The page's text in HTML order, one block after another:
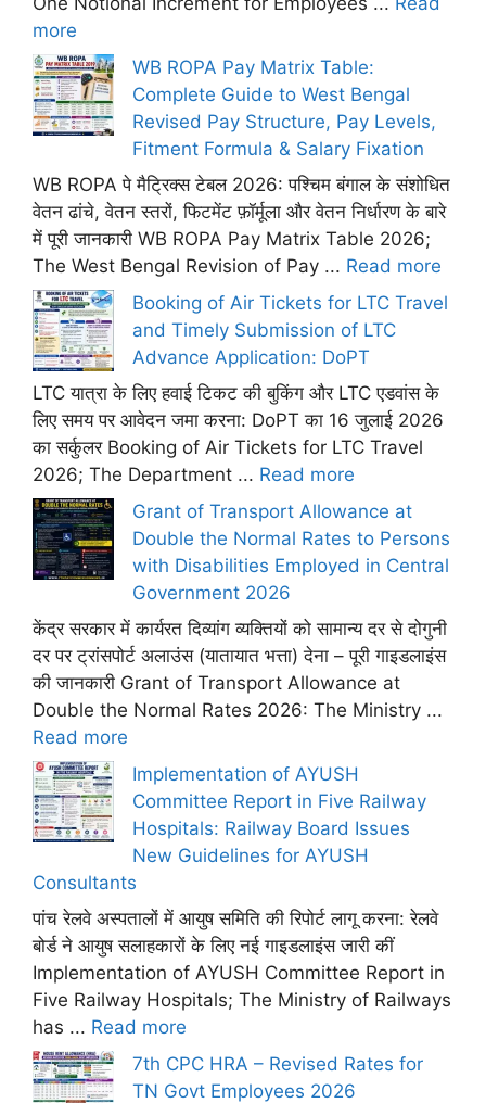
more
WB ROPA Pay Matrix Table:
Complete Guide to West Bengal
Revised Pay Structure, Pay Levels,
Fitment Formula & Salary Fixation
WB ROPA पे मैट्रिक्स टेबल 2026: पश्चिम बंगाल के संशोधित
वेतन ढांचे, वेतन स्तरों, फिटमेंट फ़ॉर्मूला और वेतन निर्धारण के बारे
में पूरी जानकारी WB ROPA Pay Matrix Table 2026;
The West Bengal Revision of Pay ... Read more
Booking of Air Tickets for LTC Travel
and Timely Submission of LTC
Advance Application: DoPT
LTC यात्रा के लिए हवाई टिकट की बुकिंग और LTC एडवांस के
लिए समय पर आवेदन जमा करना: DoPT का 16 जुलाई 2026
का सर्कुलर Booking of Air Tickets for LTC Travel
2026; The Department ... Read more
Grant of Transport Allowance at
Double the Normal Rates to Persons
with Disabilities Employed in Central
Government 2026
केंद्र सरकार में कार्यरत दिव्यांग व्यक्तियों को सामान्य दर से दोगुनी
दर पर ट्रांसपोर्ट अलाउंस (यातायात भत्ता) देना – पूरी गाइडलाइंस
की जानकारी Grant of Transport Allowance at
Double the Normal Rates 2026: The Ministry ...
Read more
Implementation of AYUSH
Committee Report in Five Railway
Hospitals: Railway Board Issues
New Guidelines for AYUSH
Consultants
पांच रेलवे अस्पतालों में आयुष समिति की रिपोर्ट लागू करना: रेलवे
बोर्ड ने आयुष सलाहकारों के लिए नई गाइडलाइंस जारी कीं
Implementation of AYUSH Committee Report in
Five Railway Hospitals; The Ministry of Railways
has ... Read more
7th CPC HRA – Revised Rates for
TN Govt Employees 2026